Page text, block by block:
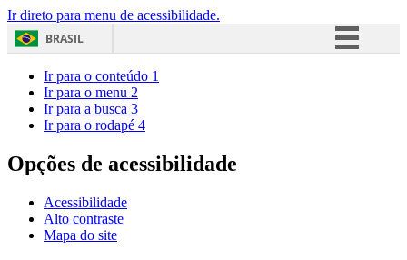
Ir direto para menu de acessibilidade.
BRASIL
Acesso à informação
Ir para o conteúdo 1
Ir para o menu 2
Ir para a busca 3
Ir para o rodapé 4
Opções de acessibilidade
Acessibilidade
Alto contraste
Mapa do site